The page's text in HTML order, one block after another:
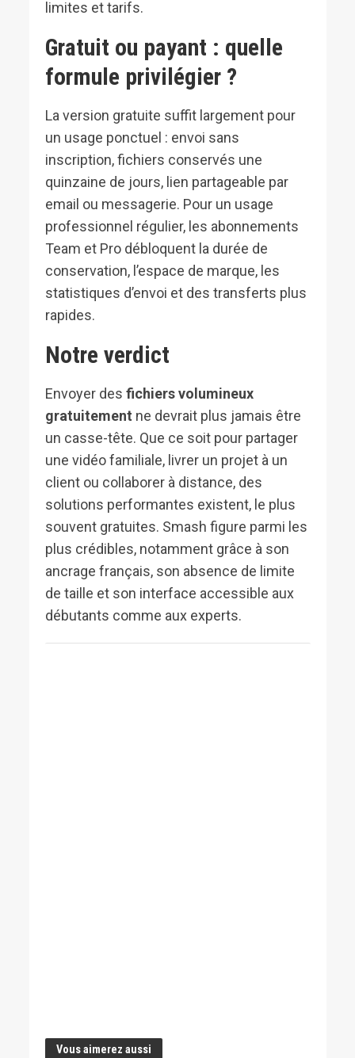
limites et tarifs.
Gratuit ou payant : quelle
formule privilégier ?
La version gratuite suffit largement pour
un usage ponctuel : envoi sans
inscription, fichiers conservés une
quinzaine de jours, lien partageable par
email ou messagerie. Pour un usage
professionnel régulier, les abonnements
Team et Pro débloquent la durée de
conservation, l’espace de marque, les
statistiques d’envoi et des transferts plus
rapides.
Notre verdict
Envoyer des fichiers volumineux
gratuitement ne devrait plus jamais être
un casse-tête. Que ce soit pour partager
une vidéo familiale, livrer un projet à un
client ou collaborer à distance, des
solutions performantes existent, le plus
souvent gratuites. Smash figure parmi les
plus crédibles, notamment grâce à son
ancrage français, son absence de limite
de taille et son interface accessible aux
débutants comme aux experts.
Vous aimerez aussi